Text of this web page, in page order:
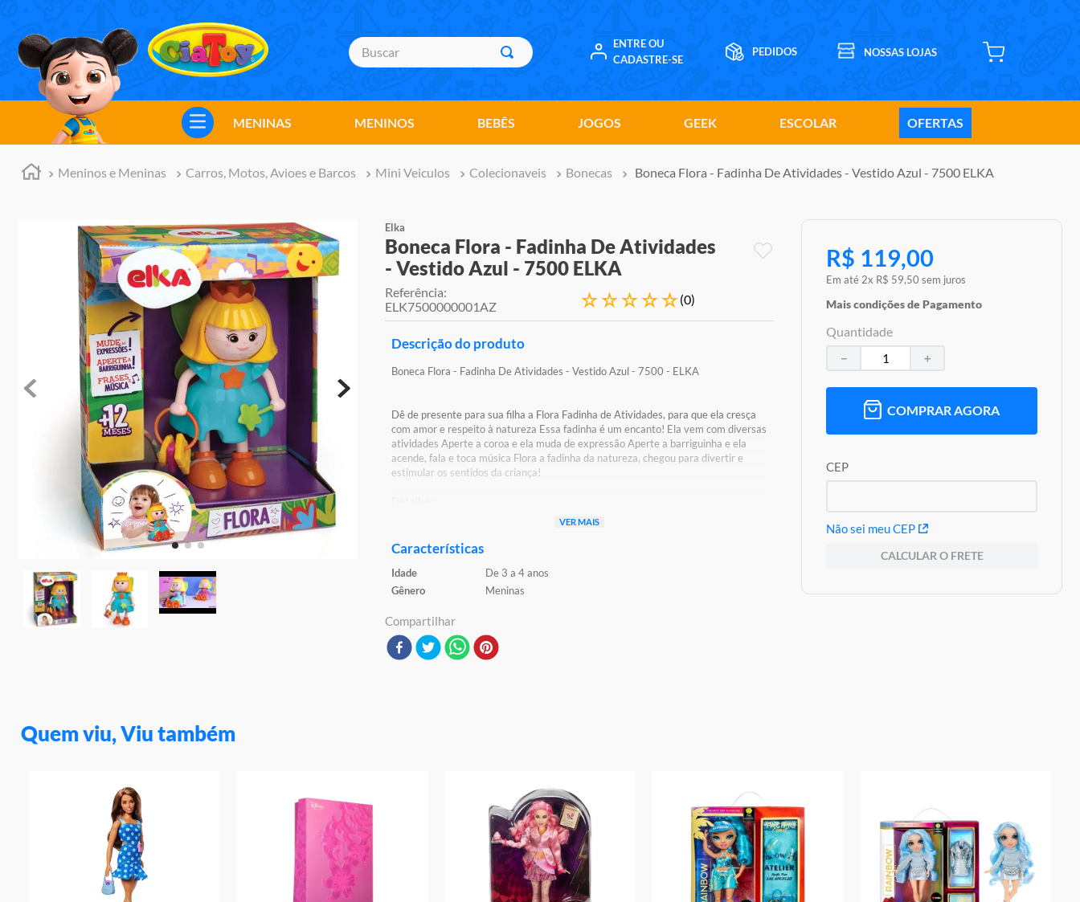
Buscar
ENTRE OU
CADASTRE-SE
MENINAS MENINOS BEBÊS JOGOS GEEK ESCOLAR OFERTAS
Meninos e Meninas Carros, Motos, Avioes e Barcos Mini Veiculos Colecionaveis Bonecas Boneca Flora - Fadinha De Atividades - Vestido Azul - 7500 ELKA
Elka
Boneca Flora - Fadinha De Atividades
- Vestido Azul - 7500 ELKA
Referência:
ELK7500000001AZ
☆☆☆☆☆(0)
Descrição do produto
Boneca Flora - Fadinha De Atividades - Vestido Azul - 7500 - ELKA
Dê de presente para sua filha a Flora Fadinha de Atividades, para que ela cresça
com amor e respeito à natureza Essa fadinha é um encanto! Ela vem com diversas
atividades Aperte a coroa e ela muda de expressão Aperte a barriguinha e ela
acende, fala e toca música Flora a fadinha da natureza, chegou para divertir e
estimular os sentidos da criança!
Características:
Composição / Material: Plástico e Componentes Eletrônicos
Altura Aproximada Da Boneca: 22,5 cm
Modelo:Fada
Código De Barras:7896448175003
Ref:Elk750
Aviso: As Cores Podem Variar Entre As Imagens Mostradas Acima e o Produto,
VER MAIS
Características
Idade
De 3 a 4 anos
Gênero
Meninas
Compartilhar
R$ 119,00
Em até 2x R$ 59,50 sem juros
Mais condições de Pagamento
Quantidade
＋
－
COMPRAR AGORA
CEP
Não sei meu CEP
CALCULAR O FRETE
Quem viu, Viu também
TERMOS MAIS BUSCADOS
meninos
marvel legends
barbie
hot wheels
rainbow high